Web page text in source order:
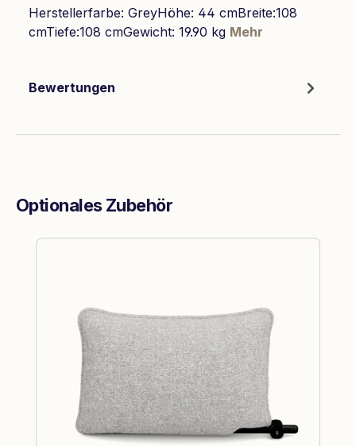
Herstellerfarbe: GreyHöhe: 44 cmBreite:108
cmTiefe:108 cmGewicht: 19.90 kg Mehr
Bewertungen
Optionales Zubehör
Produktgalerie überspringen